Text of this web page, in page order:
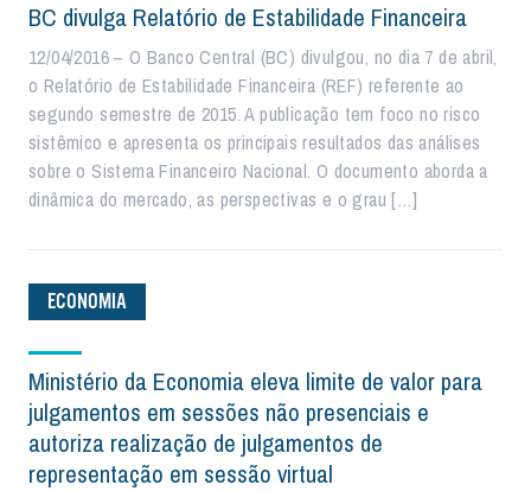
BC divulga Relatório de Estabilidade Financeira
12/04/2016 – O Banco Central (BC) divulgou, no dia 7 de abril,
o Relatório de Estabilidade Financeira (REF) referente ao
segundo semestre de 2015. A publicação tem foco no risco
sistêmico e apresenta os principais resultados das análises
sobre o Sistema Financeiro Nacional. O documento aborda a
dinâmica do mercado, as perspectivas e o grau […]
ECONOMIA
Ministério da Economia eleva limite de valor para
julgamentos em sessões não presenciais e
autoriza realização de julgamentos de
representação em sessão virtual